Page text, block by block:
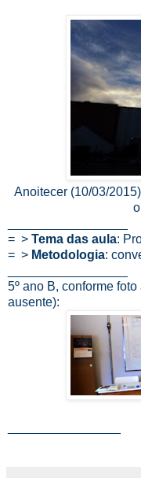
Anoitecer (10/03/
= > Tema das aula:
= > Metodologia:
5º ano B, conforme
ausente):